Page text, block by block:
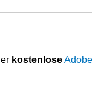
kostenlose